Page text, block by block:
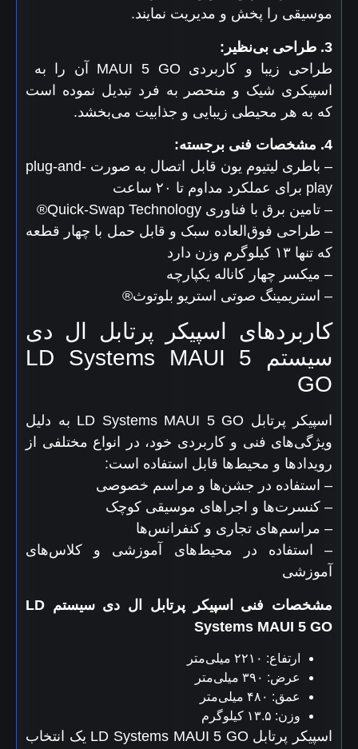
موسیقی را پخش و مدیریت نمایند.
3. طراحی بی‌نظیر:
طراحی زیبا و کاربردی MAUI 5 GO آن را به
اسپیکری شیک و منحصر به فرد تبدیل نموده است
که به هر محیطی زیبایی و جذابیت می‌بخشد.
4. مشخصات فنی برجسته:
– باطری لیتیوم یون قابل اتصال به صورت plug-and-
play برای عملکرد مداوم تا ۲۰ ساعت
– تامین برق با فناوری Quick-Swap Technology®
– طراحی فوق‌العاده سبک و قابل حمل با چهار قطعه
که تنها ۱۳ کیلوگرم وزن دارد
– میکسر چهار کاناله یکپارچه
– استریمینگ صوتی استریو بلوتوث®
کاربردهای اسپیکر پرتابل ال دی
سیستم LD Systems MAUI 5
GO
اسپیکر پرتابل LD Systems MAUI 5 GO به دلیل
ویژگی‌های فنی و کاربردی خود، در انواع مختلفی از
رویدادها و محیط‌ها قابل استفاده است:
– استفاده در جشن‌ها و مراسم خصوصی
– کنسرت‌ها و اجراهای موسیقی کوچک
– مراسم‌های تجاری و کنفرانس‌ها
– استفاده در محیط‌های آموزشی و کلاس‌های
آموزشی
مشخصات فنی اسپیکر پرتابل ال دی سیستم LD
Systems MAUI 5 GO
ارتفاع: ۲۲۱۰ میلی‌متر
عرض: ۳۹۰ میلی‌متر
عمق: ۴۸۰ میلی‌متر
وزن: ۱۳.۵ کیلوگرم
اسپیکر پرتابل LD Systems MAUI 5 GO یک انتخاب